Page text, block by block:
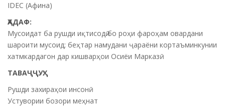
IDEC (Афина)
ҲАДАФ:
Мусоидат ба рушди иқтисодӣ бо роҳи фароҳам овардани
шароити мусоид; беҳтар намудани ҷараёни кортаъминкунии
хатмкардагон дар кишварҳои Осиёи Марказӣ
ТАВАҶҶУҲ:
Рушди захираҳои инсонӣ
Устувории бозори меҳнат